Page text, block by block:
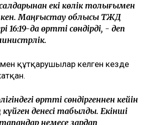
екі көлік толығымен
Маңғыстау облысы ТЖД
16:19-да өртті сөндірді, - деп
құтқарушылар келген кезде
өртті сөндіргеннен кейін
денесі табылды. Екінші
немесе зардап